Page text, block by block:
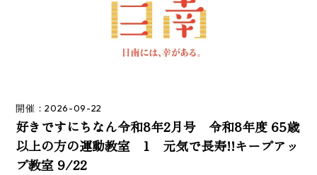
開催：2026-09-22
好きですにちなん令和8年2月号 令和8年度 65歳
以上の方の運動教室 1 元気で長寿!!キープアッ
プ教室 9/22